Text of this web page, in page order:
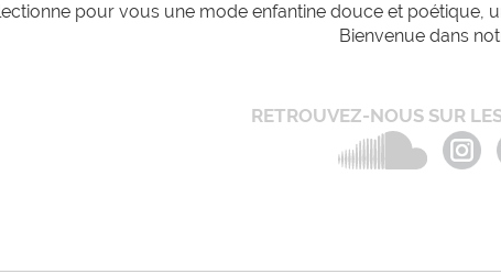
pour vous une mode enfantine douce et poétique,
Bienvenue dans
RETROUVEZ-NOUS SUR